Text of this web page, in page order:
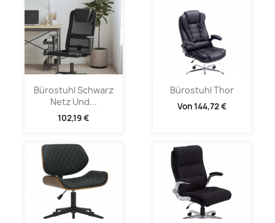
Bürostuhl Schwarz
Netz Und...
102,19 €
Bürostuhl Thor
Von144,72 €